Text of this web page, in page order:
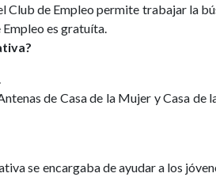
Club de Empleo permite trabajar la
es gratuíta.
de Casa de la Mujer y Casa de
se encargaba de ayudar a los